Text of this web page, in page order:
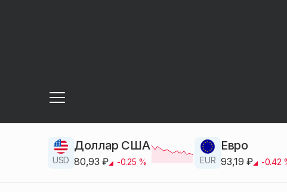
USD
Доллар США
80,93 ₽ -0.25 % EUR
Евро
93,19 ₽ -0.42